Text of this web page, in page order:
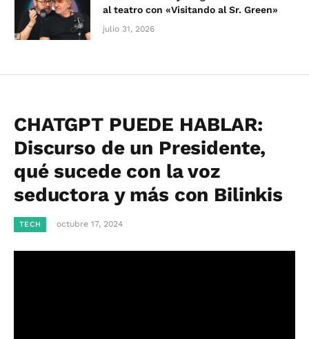
al teatro con «Visitando al Sr. Green»
julio 31, 2026
CHATGPT PUEDE HABLAR:
Discurso de un Presidente,
qué sucede con la voz
seductora y más con Bilinkis
TECH octubre 17, 2024